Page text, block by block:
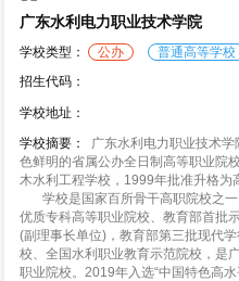
广东水利电力职业技术学院
学校类型： 公办
普通高等学校
招生代码：
学校地址：
学校摘要：
广东水利电力职业技术
色鲜明的省属公办全日制高等职业院
木水利工程学校，1999年批准升格为
学校是国家百所骨干高职院校之一
优质专科高等职业院校、教育部首批
(副理事长单位)，教育部第三批现代
校、全国水利职业教育示范院校，是
职业院校。2019年入选“中国特色高